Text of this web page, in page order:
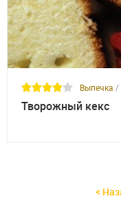
Выпечка /
Творожный кекс
<